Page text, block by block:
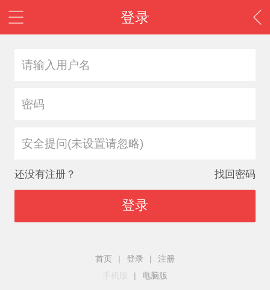
登录
安全提问(未设置请忽略)
还没有注册？ 找回密码
登录
首页 | 登录 |
注册
手机版
| 电脑版